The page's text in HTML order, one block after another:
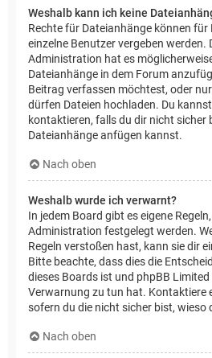
Weshalb kann ich keine
Rechte für Dateianhänge können für
einzelne Benutzer vergeben werden.
Administration hat es
Dateianhänge in dem Forum
Beitrag verfassen möchtest, oder
dürfen Dateien hochladen. Du
kontaktieren, falls du dir nicht sicher
Dateianhänge anfügen kannst.
Nach oben
Weshalb wurde ich verwarnt?
In jedem Board gibt es eigene
Administration festgelegt werden.
Regeln verstoßen hast, kann sie dir
Bitte beachte, dass dies die
dieses Boards ist und phpBB
Verwarnung zu tun hat. Kontaktiere
sofern du die nicht sicher bist,
Nach oben